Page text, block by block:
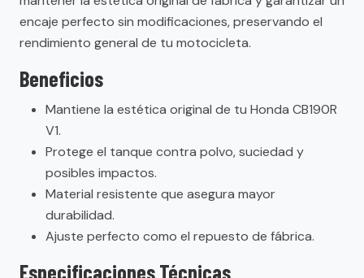
encaje perfecto sin modificaciones, preservando el
rendimiento general de tu motocicleta.
Beneficios
Mantiene la estética original de tu Honda CB190R
V1.
Protege el tanque contra polvo, suciedad y
posibles impactos.
Material resistente que asegura mayor
durabilidad.
Ajuste perfecto como el repuesto de fábrica.
Especificaciones Técnicas